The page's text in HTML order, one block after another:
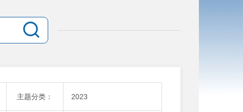
主题分类： 2023